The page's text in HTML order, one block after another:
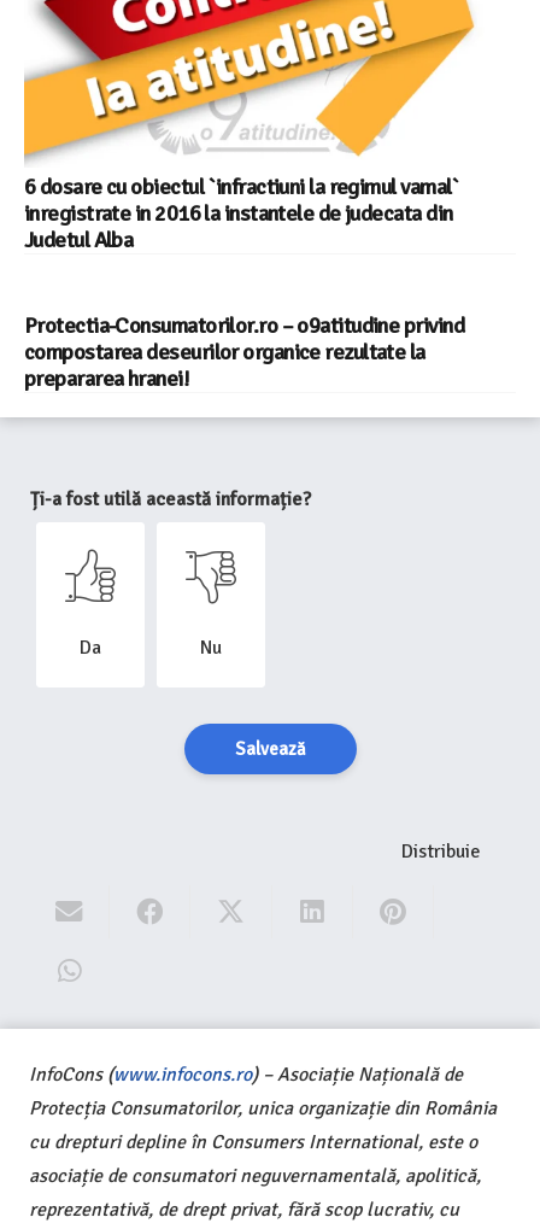
6 dosare cu obiectul `infractiuni la regimul vamal`
inregistrate in 2016 la instantele de judecata din
Judetul Alba
Protectia-Consumatorilor.ro – o9atitudine privind
compostarea deseurilor organice rezultate la
prepararea hranei!
Ți-a fost utilă această informație?
Da Nu
Salvează
Distribuie
InfoCons (www.infocons.ro) – Asociație Națională de
Protecția Consumatorilor, unica organizație din România
cu drepturi depline în Consumers International, este o
asociație de consumatori neguvernamentală, apolitică,
reprezentativă, de drept privat, fără scop lucrativ, cu